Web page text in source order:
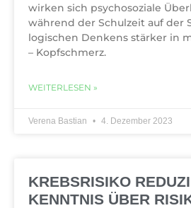
wirken sich psychosoziale
während der Schulzeit auf der
logischen Denkens stärker in
– Kopfschmerz.
WEITERLESEN »
Verena Bastian 4. Dezember 2023
KREBSRISIKO
KENNTNIS ÜBER